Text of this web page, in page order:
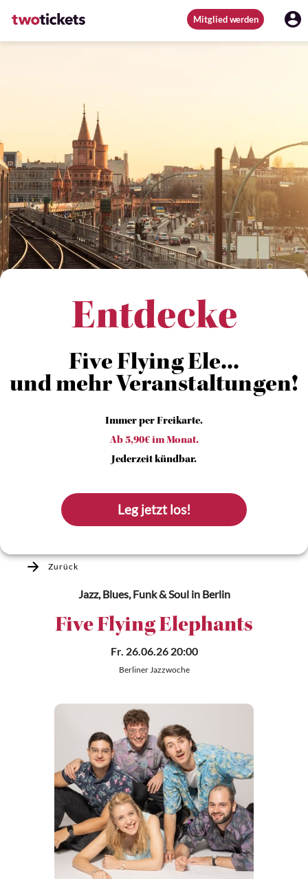
Mitglied werden
Entdecke
Five Flying Ele...
und mehr Veranstaltungen!
Immer per Freikarte.
Ab 5,90€ im Monat.
Jederzeit kündbar.
Leg jetzt los!
Zurück
Jazz, Blues, Funk & Soulin Berlin
Five Flying Elephants
Fr. 26.06.26 20:00
Berliner Jazzwoche